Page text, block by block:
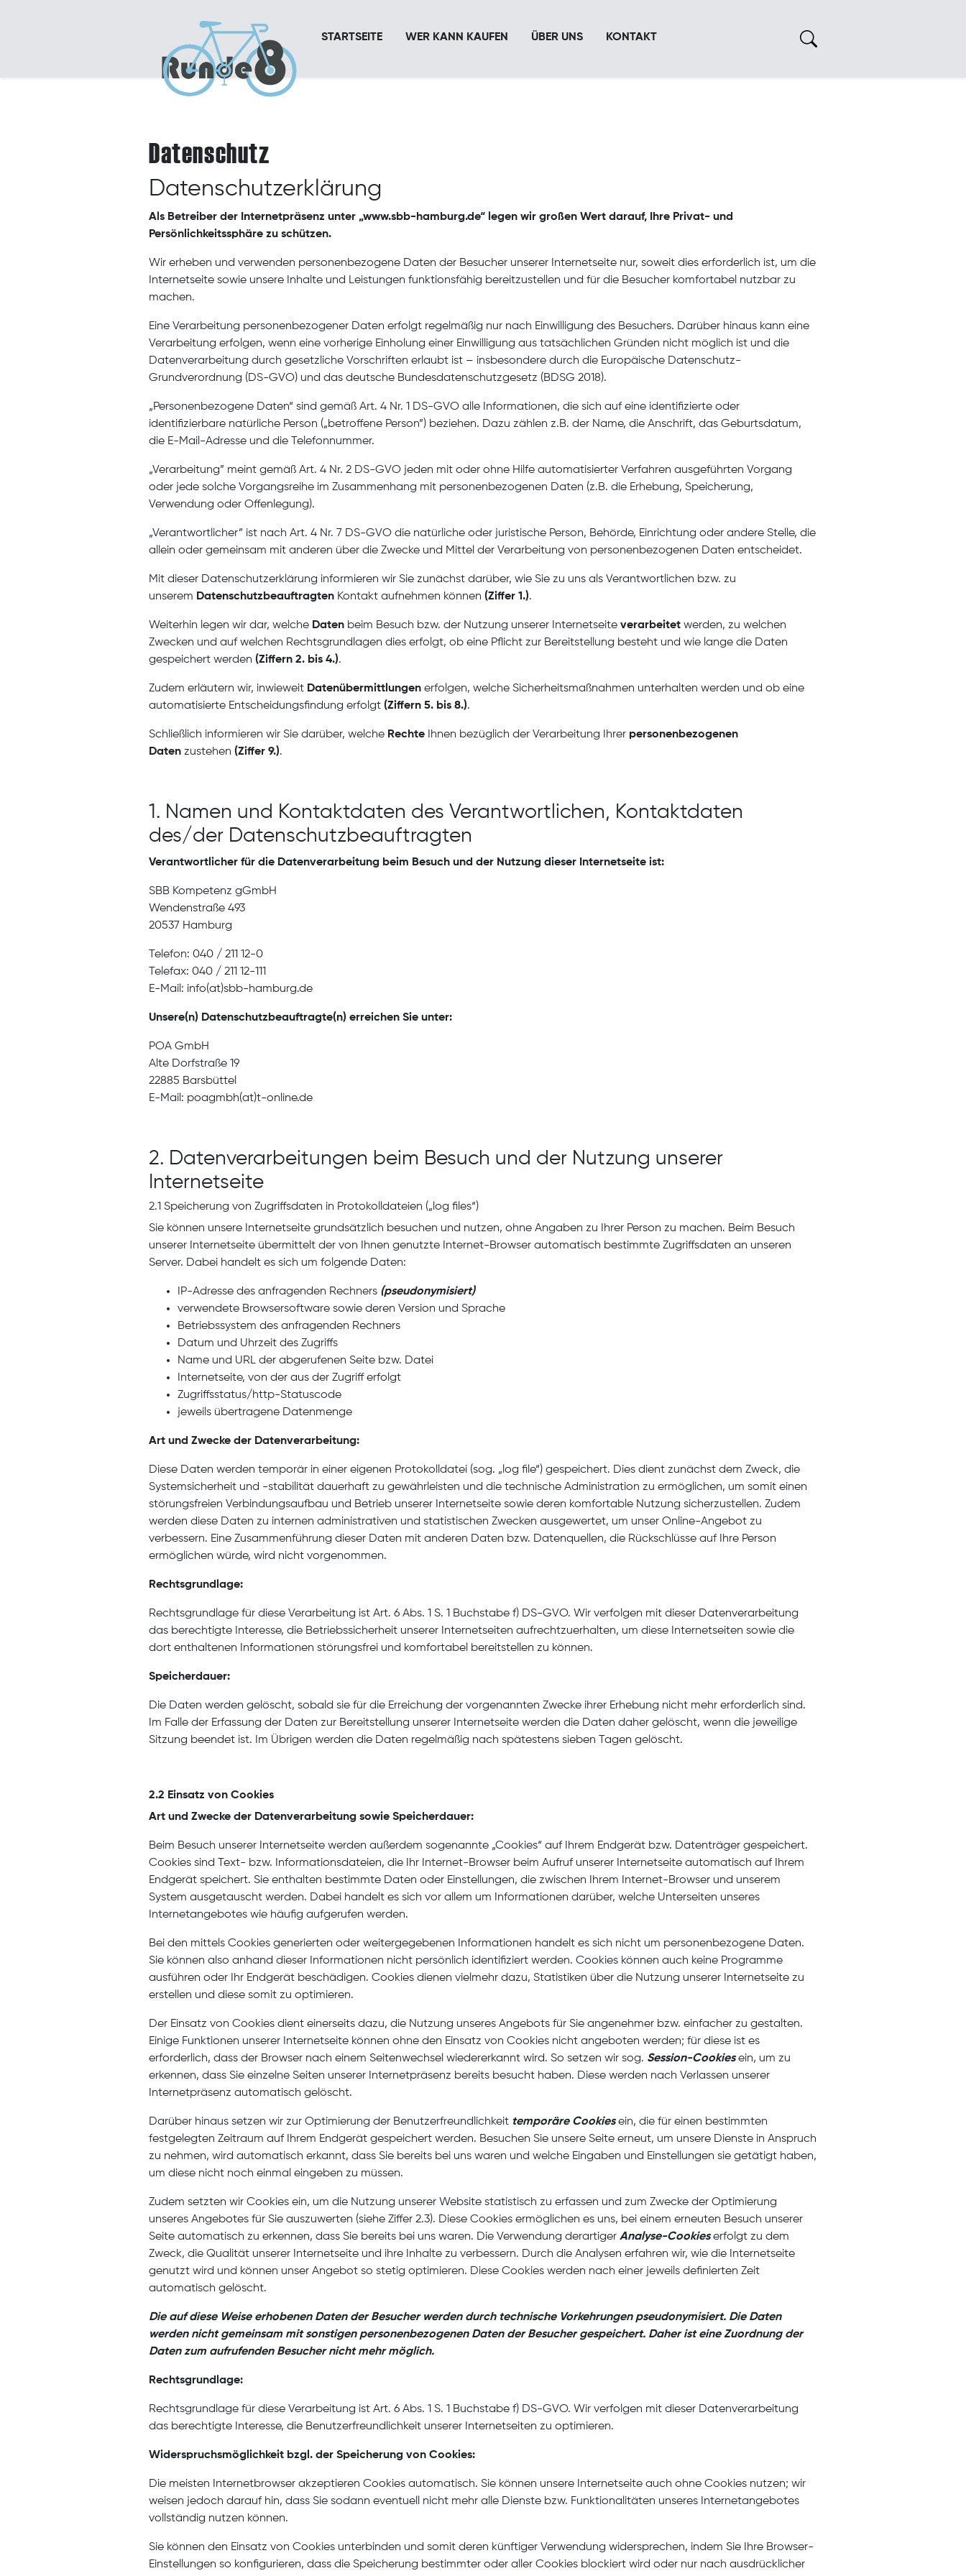
STARTSEITE WER KANN KAUFEN ÜBER UNS KONTAKT
Datenschutz
Datenschutzerklärung
Als Betreiber der Internetpräsenz unter „www.sbb-hamburg.de“ legen wir großen Wert darauf, Ihre Privat- und
Persönlichkeitssphäre zu schützen.
Wir erheben und verwenden personenbezogene Daten der Besucher unserer Internetseite nur, soweit dies erforderlich ist, um die
Internetseite sowie unsere Inhalte und Leistungen funktionsfähig bereitzustellen und für die Besucher komfortabel nutzbar zu
machen.
Eine Verarbeitung personenbezogener Daten erfolgt regelmäßig nur nach Einwilligung des Besuchers. Darüber hinaus kann eine
Verarbeitung erfolgen, wenn eine vorherige Einholung einer Einwilligung aus tatsächlichen Gründen nicht möglich ist und die
Datenverarbeitung durch gesetzliche Vorschriften erlaubt ist – insbesondere durch die Europäische Datenschutz-
Grundverordnung (DS-GVO) und das deutsche Bundesdatenschutzgesetz (BDSG 2018).
„Personenbezogene Daten“ sind gemäß Art. 4 Nr. 1 DS-GVO alle Informationen, die sich auf eine identifizierte oder
identifizierbare natürliche Person („betroffene Person”) beziehen. Dazu zählen z.B. der Name, die Anschrift, das Geburtsdatum,
die E-Mail-Adresse und die Telefonnummer.
„Verarbeitung” meint gemäß Art. 4 Nr. 2 DS-GVO jeden mit oder ohne Hilfe automatisierter Verfahren ausgeführten Vorgang
oder jede solche Vorgangsreihe im Zusammenhang mit personenbezogenen Daten (z.B. die Erhebung, Speicherung,
Verwendung oder Offenlegung).
„Verantwortlicher” ist nach Art. 4 Nr. 7 DS-GVO die natürliche oder juristische Person, Behörde, Einrichtung oder andere Stelle, die
allein oder gemeinsam mit anderen über die Zwecke und Mittel der Verarbeitung von personenbezogenen Daten entscheidet.
Mit dieser Datenschutzerklärung informieren wir Sie zunächst darüber, wie Sie zu uns als Verantwortlichen bzw. zu
unserem Datenschutzbeauftragten Kontakt aufnehmen können (Ziffer 1.).
Weiterhin legen wir dar, welche Daten beim Besuch bzw. der Nutzung unserer Internetseite verarbeitet werden, zu welchen
Zwecken und auf welchen Rechtsgrundlagen dies erfolgt, ob eine Pflicht zur Bereitstellung besteht und wie lange die Daten
gespeichert werden (Ziffern 2. bis 4.).
Zudem erläutern wir, inwieweit Datenübermittlungen erfolgen, welche Sicherheitsmaßnahmen unterhalten werden und ob eine
automatisierte Entscheidungsfindung erfolgt (Ziffern 5. bis 8.).
Schließlich informieren wir Sie darüber, welche Rechte Ihnen bezüglich der Verarbeitung Ihrer personenbezogenen
Daten zustehen (Ziffer 9.).
1. Namen und Kontaktdaten des Verantwortlichen, Kontaktdaten
des/der Datenschutzbeauftragten
Verantwortlicher für die Datenverarbeitung beim Besuch und der Nutzung dieser Internetseite ist:
SBB Kompetenz gGmbH
Wendenstraße 493
20537 Hamburg
Telefon: 040 / 211 12-0
Telefax: 040 / 211 12-111
E-Mail: info(at)sbb-hamburg.de
Unsere(n) Datenschutzbeauftragte(n) erreichen Sie unter:
POA GmbH
Alte Dorfstraße 19
22885 Barsbüttel
E-Mail: poagmbh(at)t-online.de
2. Datenverarbeitungen beim Besuch und der Nutzung unserer
Internetseite
2.1 Speicherung von Zugriffsdaten in Protokolldateien („log files“)
Sie können unsere Internetseite grundsätzlich besuchen und nutzen, ohne Angaben zu Ihrer Person zu machen. Beim Besuch
unserer Internetseite übermittelt der von Ihnen genutzte Internet-Browser automatisch bestimmte Zugriffsdaten an unseren
Server. Dabei handelt es sich um folgende Daten:
IP-Adresse des anfragenden Rechners (pseudonymisiert)
verwendete Browsersoftware sowie deren Version und Sprache
Betriebssystem des anfragenden Rechners
Datum und Uhrzeit des Zugriffs
Name und URL der abgerufenen Seite bzw. Datei
Internetseite, von der aus der Zugriff erfolgt
Zugriffsstatus/http-Statuscode
jeweils übertragene Datenmenge
Art und Zwecke der Datenverarbeitung:
Diese Daten werden temporär in einer eigenen Protokolldatei (sog. „log file“) gespeichert. Dies dient zunächst dem Zweck, die
Systemsicherheit und -stabilität dauerhaft zu gewährleisten und die technische Administration zu ermöglichen, um somit einen
störungsfreien Verbindungsaufbau und Betrieb unserer Internetseite sowie deren komfortable Nutzung sicherzustellen. Zudem
werden diese Daten zu internen administrativen und statistischen Zwecken ausgewertet, um unser Online-Angebot zu
verbessern. Eine Zusammenführung dieser Daten mit anderen Daten bzw. Datenquellen, die Rückschlüsse auf Ihre Person
ermöglichen würde, wird nicht vorgenommen.
Rechtsgrundlage:
Rechtsgrundlage für diese Verarbeitung ist Art. 6 Abs. 1 S. 1 Buchstabe f) DS-GVO. Wir verfolgen mit dieser Datenverarbeitung
das berechtigte Interesse, die Betriebssicherheit unserer Internetseiten aufrechtzuerhalten, um diese Internetseiten sowie die
dort enthaltenen Informationen störungsfrei und komfortabel bereitstellen zu können.
Speicherdauer:
Die Daten werden gelöscht, sobald sie für die Erreichung der vorgenannten Zwecke ihrer Erhebung nicht mehr erforderlich sind.
Im Falle der Erfassung der Daten zur Bereitstellung unserer Internetseite werden die Daten daher gelöscht, wenn die jeweilige
Sitzung beendet ist. Im Übrigen werden die Daten regelmäßig nach spätestens sieben Tagen gelöscht.
2.2 Einsatz von Cookies
Art und Zwecke der Datenverarbeitung sowie Speicherdauer:
Beim Besuch unserer Internetseite werden außerdem sogenannte „Cookies“ auf Ihrem Endgerät bzw. Datenträger gespeichert.
Cookies sind Text- bzw. Informationsdateien, die Ihr Internet-Browser beim Aufruf unserer Internetseite automatisch auf Ihrem
Endgerät speichert. Sie enthalten bestimmte Daten oder Einstellungen, die zwischen Ihrem Internet-Browser und unserem
System ausgetauscht werden. Dabei handelt es sich vor allem um Informationen darüber, welche Unterseiten unseres
Internetangebotes wie häufig aufgerufen werden.
Bei den mittels Cookies generierten oder weitergegebenen Informationen handelt es sich nicht um personenbezogene Daten.
Sie können also anhand dieser Informationen nicht persönlich identifiziert werden. Cookies können auch keine Programme
ausführen oder Ihr Endgerät beschädigen. Cookies dienen vielmehr dazu, Statistiken über die Nutzung unserer Internetseite zu
erstellen und diese somit zu optimieren.
Der Einsatz von Cookies dient einerseits dazu, die Nutzung unseres Angebots für Sie angenehmer bzw. einfacher zu gestalten.
Einige Funktionen unserer Internetseite können ohne den Einsatz von Cookies nicht angeboten werden; für diese ist es
erforderlich, dass der Browser nach einem Seitenwechsel wiedererkannt wird. So setzen wir sog. Session-Cookiesein, um zu
erkennen, dass Sie einzelne Seiten unserer Internetpräsenz bereits besucht haben. Diese werden nach Verlassen unserer
Internetpräsenz automatisch gelöscht.
Darüber hinaus setzen wir zur Optimierung der Benutzerfreundlichkeit temporäre Cookiesein, die für einen bestimmten
festgelegten Zeitraum auf Ihrem Endgerät gespeichert werden. Besuchen Sie unsere Seite erneut, um unsere Dienste in Anspruch
zu nehmen, wird automatisch erkannt, dass Sie bereits bei uns waren und welche Eingaben und Einstellungen sie getätigt haben,
um diese nicht noch einmal eingeben zu müssen.
Zudem setzten wir Cookies ein, um die Nutzung unserer Website statistisch zu erfassen und zum Zwecke der Optimierung
unseres Angebotes für Sie auszuwerten (siehe Ziffer 2.3). Diese Cookies ermöglichen es uns, bei einem erneuten Besuch unserer
Seite automatisch zu erkennen, dass Sie bereits bei uns waren. Die Verwendung derartiger Analyse-Cookieserfolgt zu dem
Zweck, die Qualität unserer Internetseite und ihre Inhalte zu verbessern. Durch die Analysen erfahren wir, wie die Internetseite
genutzt wird und können unser Angebot so stetig optimieren. Diese Cookies werden nach einer jeweils definierten Zeit
automatisch gelöscht.
Die auf diese Weise erhobenen Daten der Besucher werden durch technische Vorkehrungen pseudonymisiert. Die Daten
werden nicht gemeinsam mit sonstigen personenbezogenen Daten der Besucher gespeichert. Daher ist eine Zuordnung der
Daten zum aufrufenden Besucher nicht mehr möglich.
Rechtsgrundlage:
Rechtsgrundlage für diese Verarbeitung ist Art. 6 Abs. 1 S. 1 Buchstabe f) DS-GVO. Wir verfolgen mit dieser Datenverarbeitung
das berechtigte Interesse, die Benutzerfreundlichkeit unserer Internetseiten zu optimieren.
Widerspruchsmöglichkeit bzgl. der Speicherung von Cookies:
Die meisten Internetbrowser akzeptieren Cookies automatisch. Sie können unsere Internetseite auch ohne Cookies nutzen; wir
weisen jedoch darauf hin, dass Sie sodann eventuell nicht mehr alle Dienste bzw. Funktionalitäten unseres Internetangebotes
vollständig nutzen können.
Sie können den Einsatz von Cookies unterbinden und somit deren künftiger Verwendung widersprechen, indem Sie Ihre Browser-
Einstellungen so konfigurieren, dass die Speicherung bestimmter oder aller Cookies blockiert wird oder nur nach ausdrücklicher